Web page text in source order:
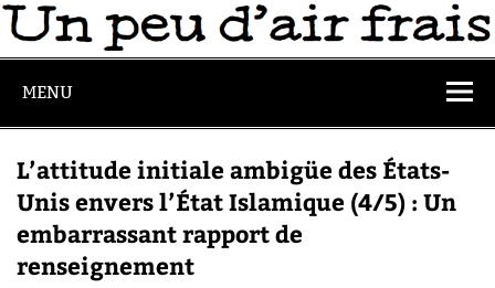
MENU
L’attitude initiale ambigüe des États-
Unis envers l’État Islamique (4/5) : Un
embarrassant rapport de
renseignement